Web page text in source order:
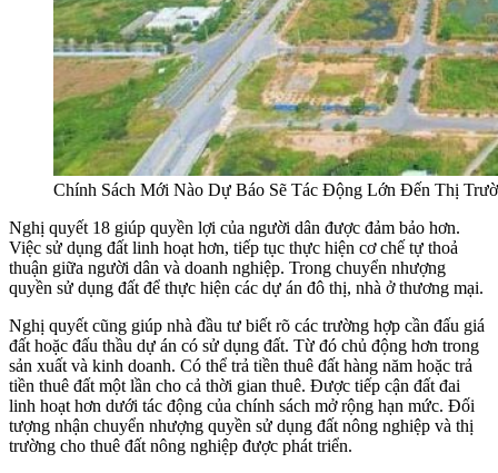
Chính Sách Mới Nào Dự Báo Sẽ Tác Động Lớn Đến Thị
Nghị quyết 18 giúp quyền lợi của người dân được đảm bảo hơn.
Việc sử dụng đất linh hoạt hơn, tiếp tục thực hiện cơ chế tự thoả
thuận giữa người dân và doanh nghiệp. Trong chuyển nhượng
quyền sử dụng đất để thực hiện các dự án đô thị, nhà ở thương mại.
Nghị quyết cũng giúp nhà đầu tư biết rõ các trường hợp cần đấu giá
đất hoặc đấu thầu dự án có sử dụng đất. Từ đó chủ động hơn trong
sản xuất và kinh doanh. Có thể trả tiền thuê đất hàng năm hoặc trả
tiền thuê đất một lần cho cả thời gian thuê. Được tiếp cận đất đai
linh hoạt hơn dưới tác động của chính sách mở rộng hạn mức. Đối
tượng nhận chuyển nhượng quyền sử dụng đất nông nghiệp và thị
trường cho thuê đất nông nghiệp được phát triển.